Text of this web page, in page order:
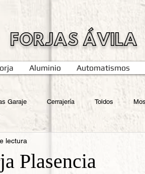
FORJAS ÁVILA
Aluminio Automatismos
Garaje Cerrajería Toldos
Plasencia
lectura